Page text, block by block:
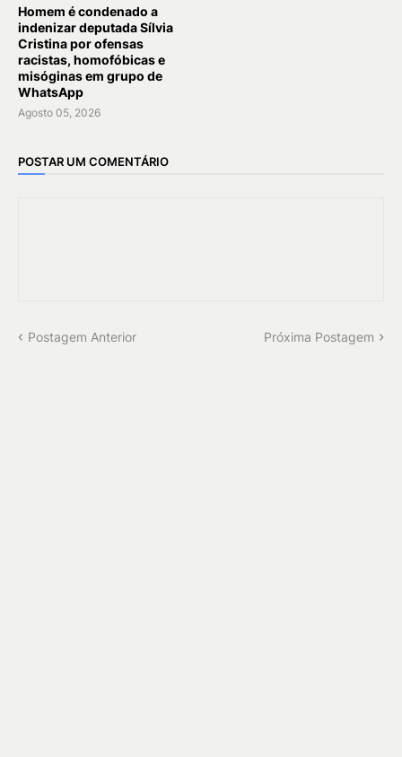
Homem é condenado a
indenizar deputada Sílvia
Cristina por ofensas
racistas, homofóbicas e
misóginas em grupo de
WhatsApp
Agosto 05, 2026
POSTAR UM COMENTÁRIO
Postagem Anterior Próxima Postagem